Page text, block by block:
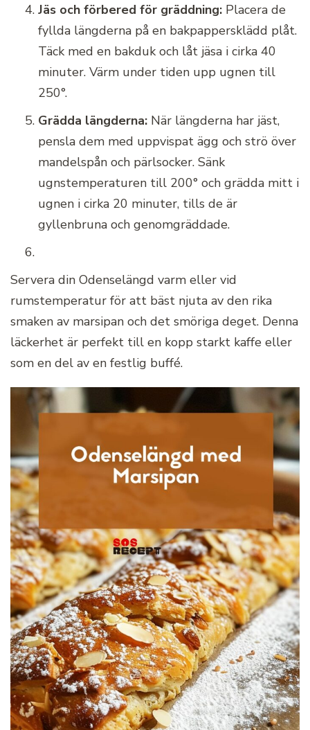
Jäs och förbered för gräddning: Placera de
fyllda längderna på en bakpappersklädd plåt.
Täck med en bakduk och låt jäsa i cirka 40
minuter. Värm under tiden upp ugnen till
250°.
Grädda längderna: När längderna har jäst,
pensla dem med uppvispat ägg och strö över
mandelspån och pärlsocker. Sänk
ugnstemperaturen till 200° och grädda mitt i
ugnen i cirka 20 minuter, tills de är
gyllenbruna och genomgräddade.
Servera din Odenselängd varm eller vid
rumstemperatur för att bäst njuta av den rika
smaken av marsipan och det smöriga deget. Denna
läckerhet är perfekt till en kopp starkt kaffe eller
som en del av en festlig buffé.